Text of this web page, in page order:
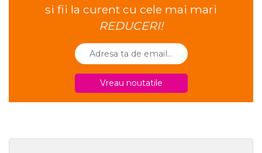
si fii la curent cu cele mai mari
REDUCERI!
Vreau noutatile